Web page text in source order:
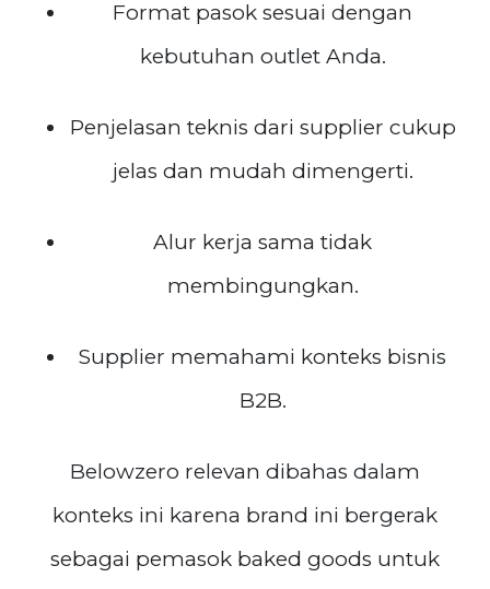
Format pasok sesuai dengan
kebutuhan outlet Anda.
Penjelasan teknis dari supplier cukup
jelas dan mudah dimengerti.
Alur kerja sama tidak
membingungkan.
Supplier memahami konteks bisnis
B2B.
Belowzero relevan dibahas dalam
konteks ini karena brand ini bergerak
sebagai pemasok baked goods untuk